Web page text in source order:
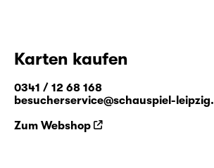
Karten kaufen
0341 / 12 68 168
besucherservice@schauspiel-
Zum Webshop